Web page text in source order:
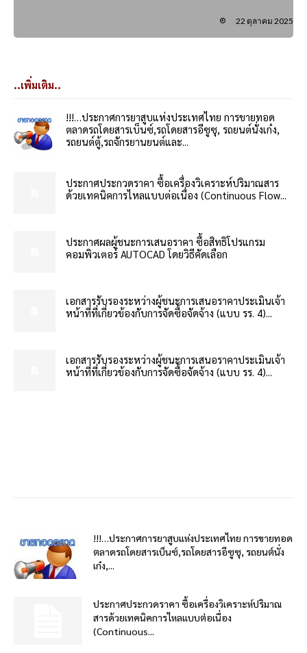
22 ตุลาคม 2025
..เพิ่มเติม..
!!!…ประกาศการยาสูบแห่งประเทศไทย การขายทอด
ตลาดรถโดยสารเบ็นซ์,รถโดยสารอีซูซุ, รถยนต์นั่งเก๋ง,
รถยนต์ตู้,รถจักรยานยนต์และ...
ประกาศประกวดราคา ซื้อเครื่องวิเคราะห์ปริมาณสาร
ด้วยเทคนิคการไหลแบบต่อเนื่อง (Continuous Flow...
ประกาศผลผู้ชนะการเสนอราคา ซื้อสิทธิโปรแกรม
คอมพิวเตอร์ AUTOCAD โดยวิธีคัดเลือก
เอกสารรับรองระหว่างผู้ชนะการเสนอราคาประเมินเจ้า
หน้าที่ที่เกี่ยวข้องกับการจัดซื้อจัดจ้าง (แบบ รร. 4)...
เอกสารรับรองระหว่างผู้ชนะการเสนอราคาประเมินเจ้า
หน้าที่ที่เกี่ยวข้องกับการจัดซื้อจัดจ้าง (แบบ รร. 4)...
!!!…ประกาศการยาสูบแห่งประเทศไทย การขายทอด
ตลาดรถโดยสารเบ็นซ์,รถโดยสารอีซูซุ, รถยนต์นั่ง
เก๋ง,...
ประกาศประกวดราคา ซื้อเครื่องวิเคราะห์ปริมาณ
สารด้วยเทคนิคการไหลแบบต่อเนื่อง
(Continuous...